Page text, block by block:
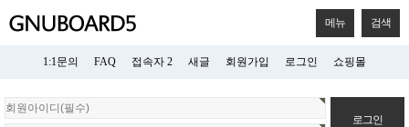
메뉴 검색
1:1문의 FAQ 접속자 2 새글 회원가입 로그인 쇼핑몰
회
원